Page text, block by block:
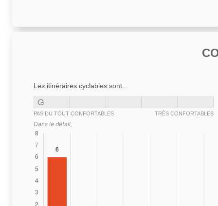
Les itinéraires cyclables sont...
G
PAS DU TOUT CONFORTABLES TRÈS CONFORTABLES
Dans le détail,